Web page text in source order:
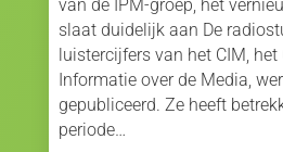
van de IPM-groep, het
slaat duidelijk aan De
luistercijfers van het CIM,
Informatie over de Media,
gepubliceerd. Ze heeft
periode…